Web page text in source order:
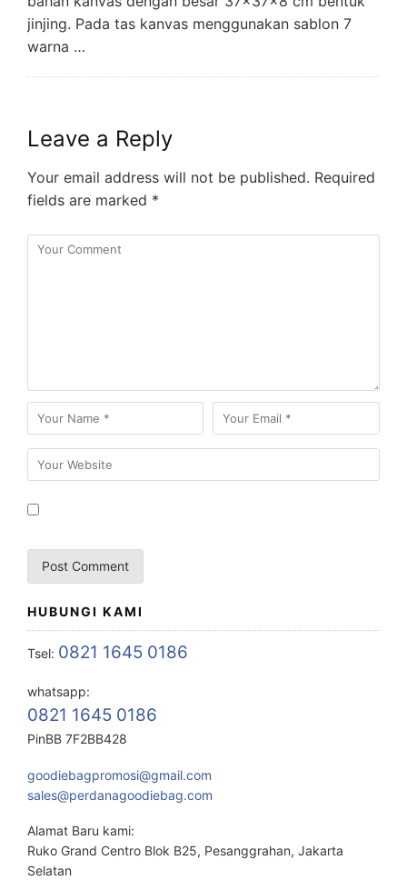
jinjing. Pada tas kanvas menggunakan sablon 7
warna …
Leave a Reply
Your email address will not be published. Required
fields are marked *
HUBUNGI KAMI
Tsel: 0821 1645 0186
whatsapp:
0821 1645 0186
PinBB 7F2BB428
goodiebagpromosi@gmail.com
sales@perdanagoodiebag.com
Alamat Baru kami:
Ruko Grand Centro Blok B25, Pesanggrahan, Jakarta
Selatan